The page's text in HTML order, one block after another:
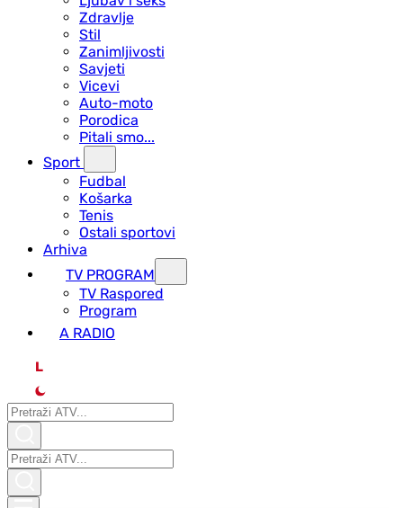
Zdravlje
Stil
Zanimljivosti
Savjeti
Vicevi
Auto-moto
Porodica
Pitali smo...
Sport
Fudbal
Košarka
Tenis
Ostali sportovi
Arhiva
TV PROGRAM
ТV Raspored
Program
A RADIO
L